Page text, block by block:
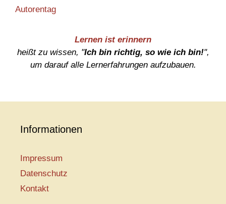
Autorentag
Lernen ist erinnern
heißt zu wissen, "Ich bin richtig, so wie ich bin!",
um darauf alle Lernerfahrungen aufzubauen.
Informationen
Impressum
Datenschutz
Kontakt